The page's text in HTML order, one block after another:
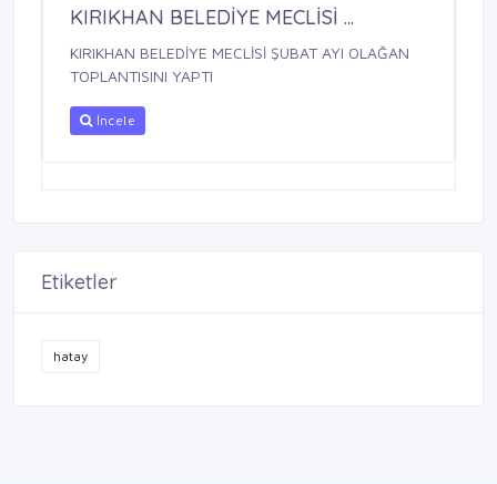
KIRIKHAN BELEDİYE MECLİSİ ...
KIRIKHAN BELEDİYE MECLİSİ ŞUBAT AYI OLAĞAN
TOPLANTISINI YAPTI
İncele
Etiketler
hatay